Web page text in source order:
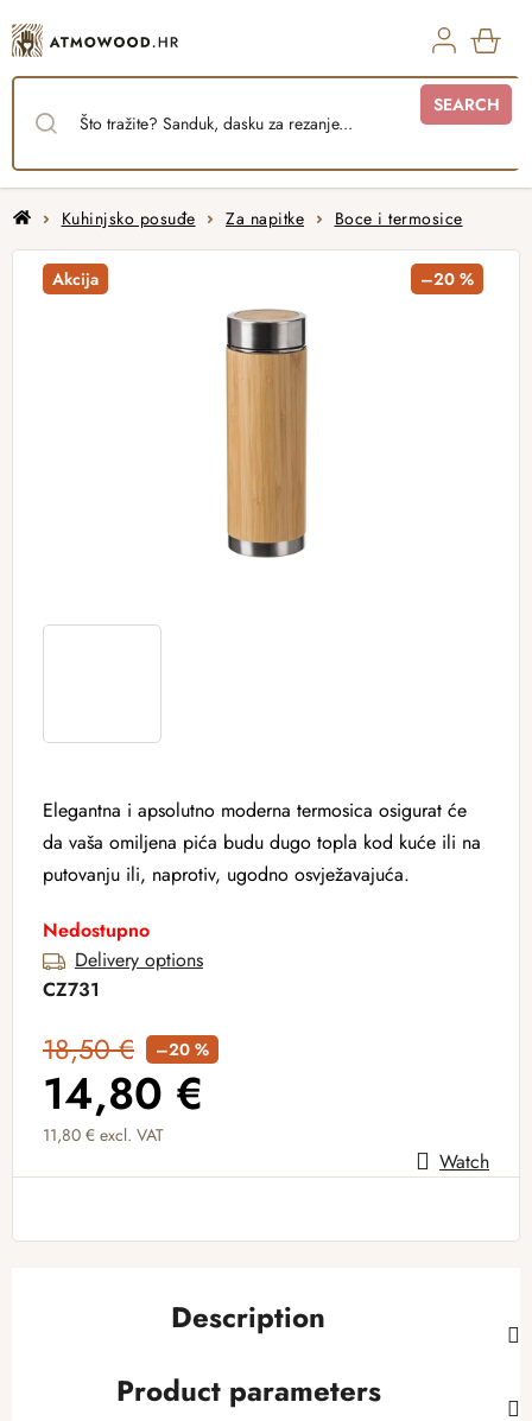
to
content
SEARCH
HomeKuhinjsko posuđe Za napitke Boce i termosice
Elegantna i apsolutno moderna termosica osigurat će
da vaša omiljena pića budu dugo topla kod kuće ili na
putovanju ili, naprotiv, ugodno osvježavajuća.
Nedostupno
Delivery options
CZ731
18,50 € –20 %
14,80 €
11,80 € excl. VAT
Measure price: Watch
Akcija –20 %
Description
Product parameters